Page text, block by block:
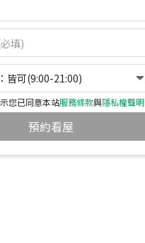
皆可(9:00-21:00)
您已同意本站服務條款與隱私權聲明
預約看屋